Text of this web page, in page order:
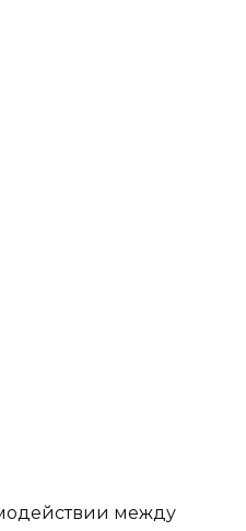
между